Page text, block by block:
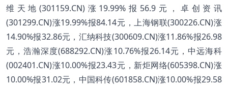
维天地(301159.CN)涨19.99%报56.9元，卓创资讯
(301299.CN)涨19.99%报84.14元，上海钢联(300226.CN)涨
14.90%报32.86元，汇纳科技(300609.CN)涨11.86%报26.98
元，浩瀚深度(688292.CN)涨10.76%报26.14元，中远海科
(002401.CN)涨10.00%报23.43元，新炬网络(605398.CN)涨
10.00%报31.02元，中国科传(601858.CN)涨10.00%报29.58